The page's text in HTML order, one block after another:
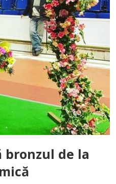
bronzul de la